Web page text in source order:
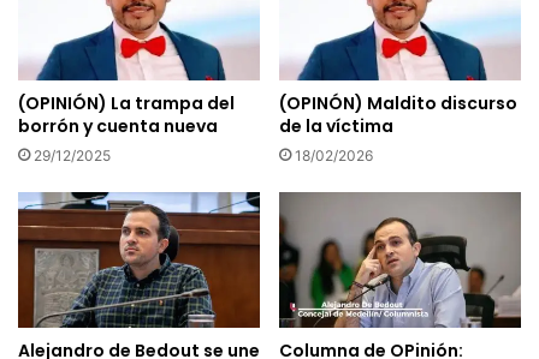
(OPINIÓN) La trampa del
borrón y cuenta nueva
29/12/2025
(OPINÓN) Maldito discurso
de la víctima
18/02/2026
Alejandro de Bedout se une
Columna de OPinión: